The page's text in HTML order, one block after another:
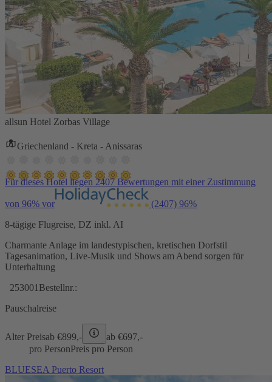
allsun Hotel Zorbas Village
Griechenland - Kreta - Anissaras
Für dieses Hotel liegen 2407 Bewertungen mit einer Zustimmung
von 96% vor (2407) 96%
8-tägige Flugreise, DZ inkl. AI
Charmante Anlage im landestypischen, kretischen Dorfstil
Tagesanimation, Live-Musik und Shows am Abend sorgen für
Unterhaltung
253001 Bestellnr.:
Pauschalreise
Alter Preisab €899,- ab €697,-
pro PersonPreis pro Person
BLUESEA Puerto Resort